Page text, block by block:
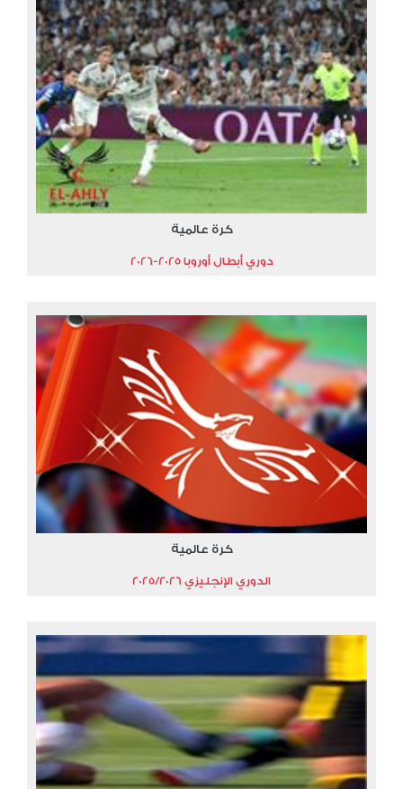
كرة عالمية
دوري أبطال أوروبا 2025-2026
كرة عالمية
الدوري الإنجليزي 2025/2026